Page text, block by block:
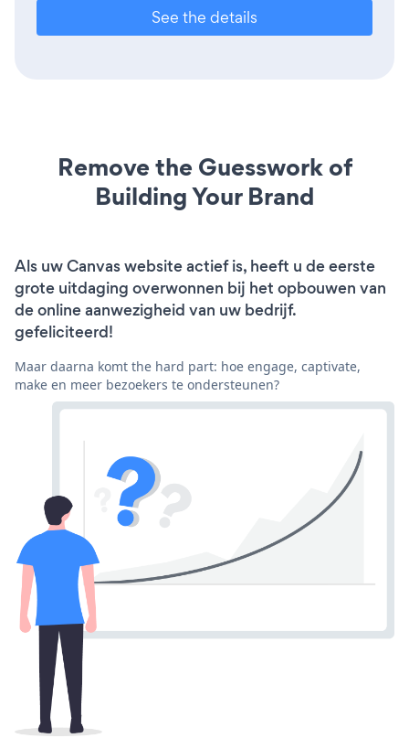
See the details
Remove the Guesswork of
Building Your Brand
Als uw Canvas website actief is, heeft u de eerste
grote uitdaging overwonnen bij het opbouwen van
de online aanwezigheid van uw bedrijf.
gefeliciteerd!
Maar daarna komt the hard part: hoe engage, captivate,
make en meer bezoekers te ondersteunen?